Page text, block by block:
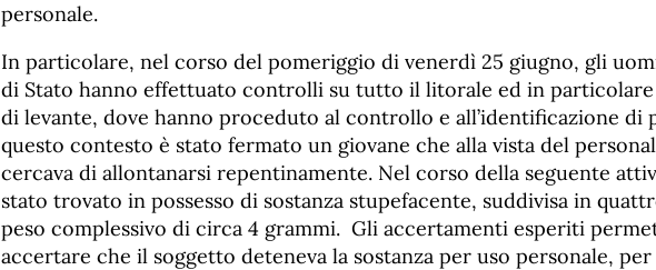
personale.
In particolare, nel corso del pomeriggio di venerdì 25 giugno, gli
di Stato hanno effettuato controlli su tutto il litorale ed in particolare
di levante, dove hanno proceduto al controllo e all’identificazione di
questo contesto è stato fermato un giovane che alla vista del
cercava di allontanarsi repentinamente. Nel corso della seguente
stato trovato in possesso di sostanza stupefacente, suddivisa in
peso complessivo di circa 4 grammi. Gli accertamenti esperiti
accertare che il soggetto deteneva la sostanza per uso personale,